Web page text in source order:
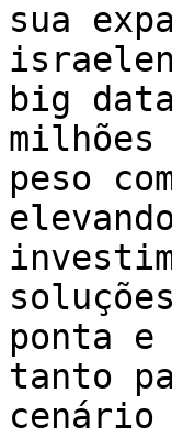
sua
big
milhões
peso
ponta
tanto